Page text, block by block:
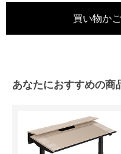
あなたにおすすめの商